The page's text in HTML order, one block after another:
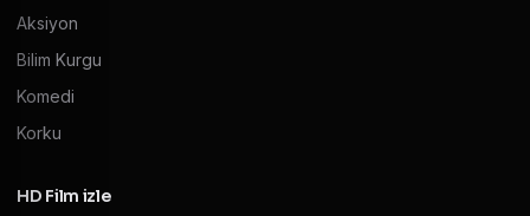
Aksiyon
Bilim Kurgu
Komedi
Korku
HD Film izle